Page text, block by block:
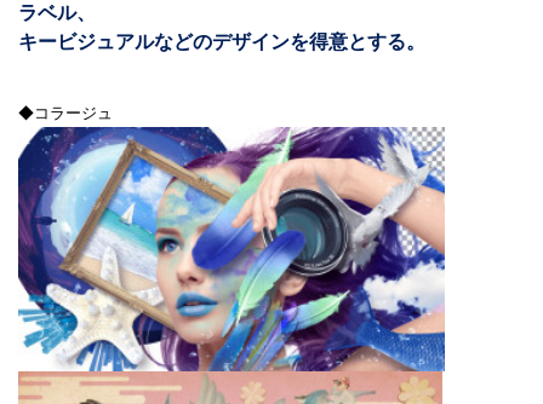
ラベル、
キービジュアルなどのデザインを得意とする。